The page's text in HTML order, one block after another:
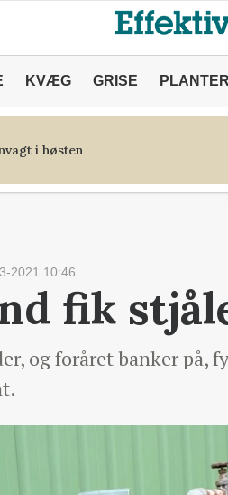
KVÆG GRISE PLANTER
i høsten
2021 10:46
fik
og foråret banker på,